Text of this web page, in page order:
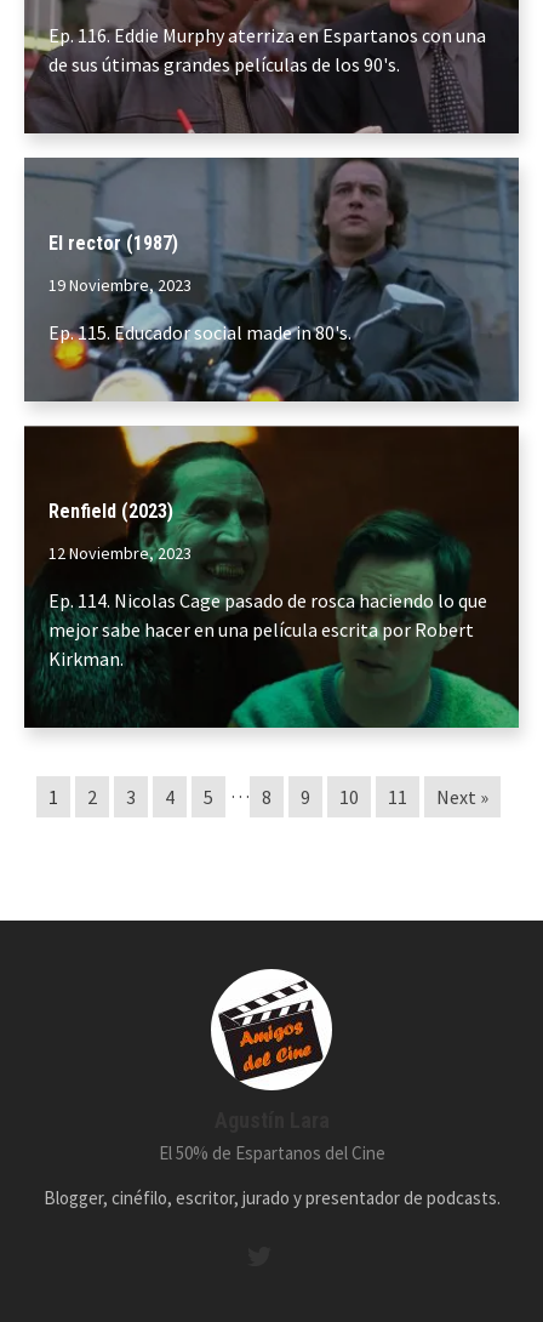
Ep. 116. Eddie Murphy aterriza en Espartanos con una
de sus útimas grandes películas de los 90's.
El rector (1987)
19 Noviembre, 2023
Ep. 115. Educador social made in 80's.
Renfield (2023)
12 Noviembre, 2023
Ep. 114. Nicolas Cage pasado de rosca haciendo lo que
mejor sabe hacer en una película escrita por Robert
Kirkman.
1 2 3 4 5 … 8 9 10 11 Next »
El 50% de Espartanos del Cine
Blogger, cinéfilo, escritor, jurado y presentador de podcasts.